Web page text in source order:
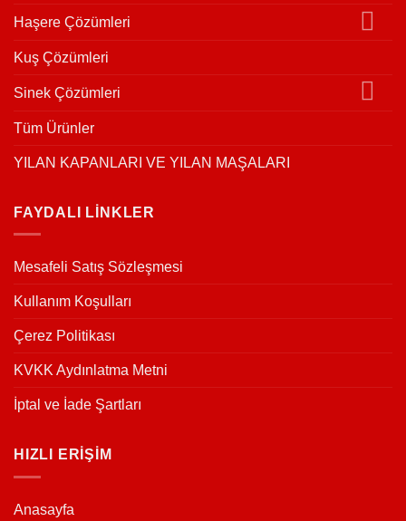
Haşere Çözümleri
Kuş Çözümleri
Sinek Çözümleri
Tüm Ürünler
YILAN KAPANLARI VE YILAN MAŞALARI
FAYDALI LİNKLER
Mesafeli Satış Sözleşmesi
Kullanım Koşulları
Çerez Politikası
KVKK Aydınlatma Metni
İptal ve İade Şartları
HIZLI ERİŞİM
Anasayfa